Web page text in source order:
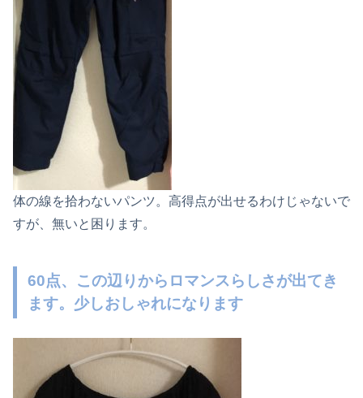
体の線を拾わないパンツ。高得点が出せるわけじゃないで
すが、無いと困ります。
60点、この辺りからロマンスらしさが出てき
ます。少しおしゃれになります